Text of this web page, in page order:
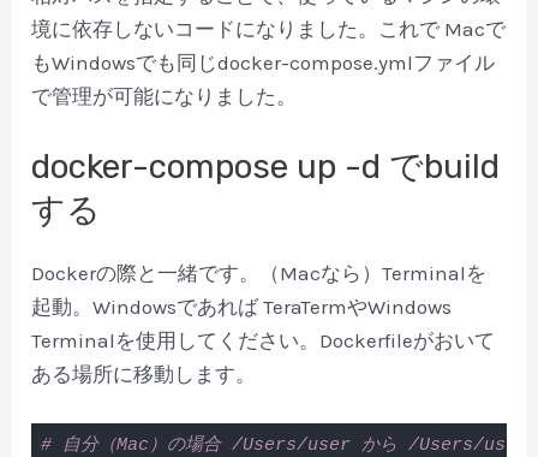
境に依存しないコードになりました。これで Macで
もWindowsでも同じdocker-compose.ymlファイル
で管理が可能になりました。
docker-compose up -d でbuild
する
Dockerの際と一緒です。（Macなら）Terminalを
起動。Windowsであれば TeraTermやWindows
Terminalを使用してください。Dockerfileがおいて
ある場所に移動します。
# 自分（Mac）の場合 /Users/user から /Users/